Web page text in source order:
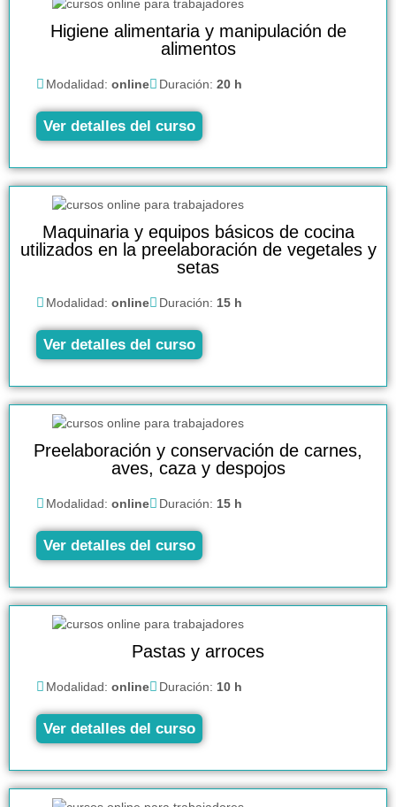
Higiene alimentaria y manipulación de
alimentos
Modalidad: online Duración: 20 h
Ver detalles del curso
Maquinaria y equipos básicos de cocina
utilizados en la preelaboración de vegetales y
setas
Modalidad: online Duración: 15 h
Ver detalles del curso
Preelaboración y conservación de carnes,
aves, caza y despojos
Modalidad: online Duración: 15 h
Ver detalles del curso
Pastas y arroces
Modalidad: online Duración: 10 h
Ver detalles del curso